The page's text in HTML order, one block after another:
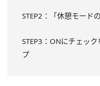
STEP2：「休憩モード
STEP3：ONにチェッ
プ